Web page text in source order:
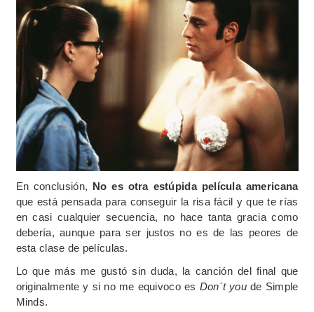
En conclusión, No es otra estúpida película americana
que está pensada para conseguir la risa fácil y que te rías
en casi cualquier secuencia, no hace tanta gracia como
debería, aunque para ser justos no es de las peores de
esta clase de películas.
Lo que más me gustó sin duda, la canción del final que
originalmente y si no me equivoco es Don´t you de Simple
Minds.